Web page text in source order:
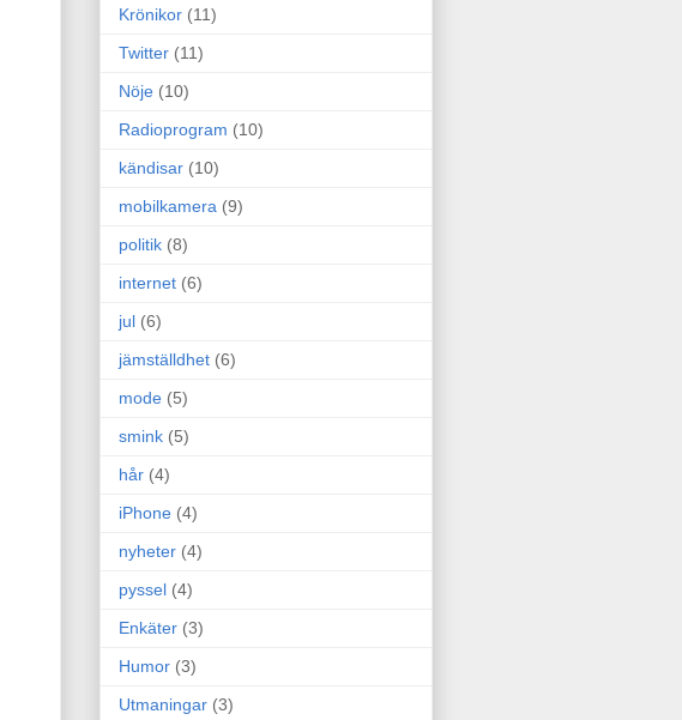
Krönikor (11)
Twitter (11)
Nöje (10)
Radioprogram (10)
kändisar (10)
mobilkamera (9)
politik (8)
internet (6)
jul (6)
jämställdhet (6)
mode (5)
smink (5)
hår (4)
iPhone (4)
nyheter (4)
pyssel (4)
Enkäter (3)
Humor (3)
Utmaningar (3)